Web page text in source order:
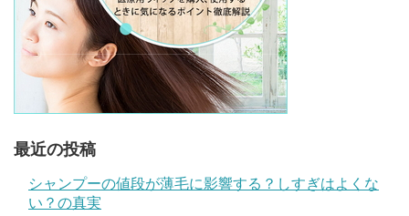
最近の投稿
シャンプーの値段が薄毛に影響する？しすぎはよくな
い？の真実